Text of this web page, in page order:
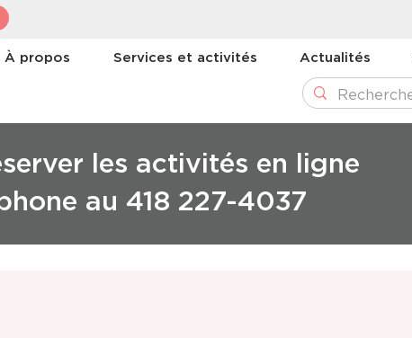
À propos Services et activités Actualités
les activités en ligne
au 418 227-4037